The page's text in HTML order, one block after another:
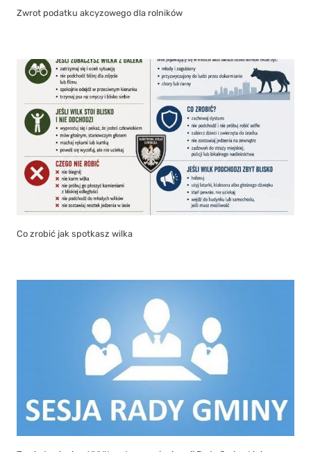
Zwrot podatku akcyzowego dla rolników
Co zrobić jak spotkasz wilka